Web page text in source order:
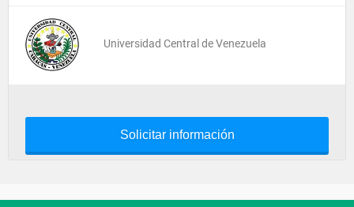
Universidad Central de Venezuela
Solicitar información